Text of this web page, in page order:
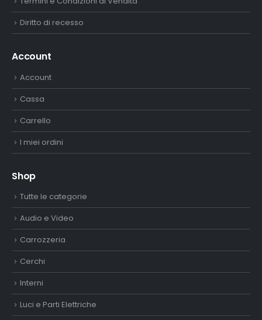
Diritto di recesso
Account
Account
Cassa
Carrello
I miei ordini
Shop
Tutte le categorie
Audio e Video
Carrozzeria
Cerchi
Interni
Luci e Parti Elettriche